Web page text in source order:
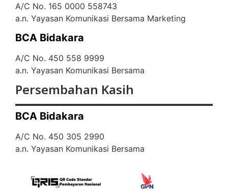
A/C No. 165 0000 558743
a.n. Yayasan Komunikasi Bersama Marketing
BCA Bidakara
A/C No. 450 558 9999
a.n. Yayasan Komunikasi Bersama
Persembahan Kasih
BCA Bidakara
A/C No. 450 305 2990
a.n. Yayasan Komunikasi Bersama